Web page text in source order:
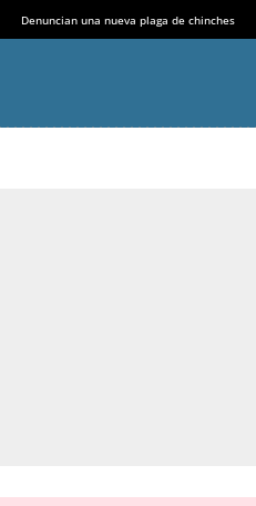
Denuncian una nueva plaga de chinches